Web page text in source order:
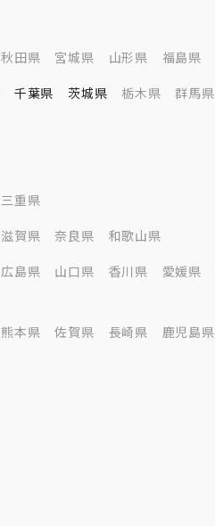
秋田県 宮城県 山形県 福島県
千葉県 茨城県 栃木県 群馬県
三重県
滋賀県 奈良県 和歌山県
広島県 山口県 香川県 愛媛県
熊本県 佐賀県 長崎県 鹿児島県